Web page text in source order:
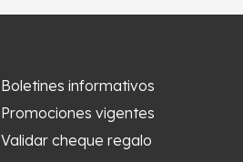
Boletines informativos
Promociones vigentes
Validar cheque regalo